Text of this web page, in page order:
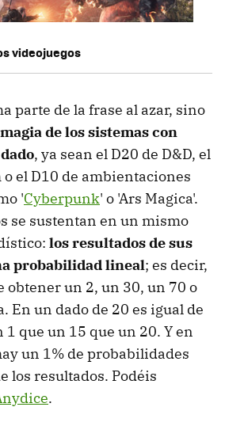
videojuegos
parte de la frase al azar, sino
de los sistemas con
, ya sean el D20 de D&D, el
o el D10 de ambientaciones
'Cyberpunk' o 'Ars Magica'.
se sustentan en un mismo
los resultados de sus
probabilidad lineal; es decir,
obtener un 2, un 30, un 70 o
En un dado de 20 es igual de
que un 15 que un 20. Y en
un 1% de probabilidades
los resultados. Podéis
.